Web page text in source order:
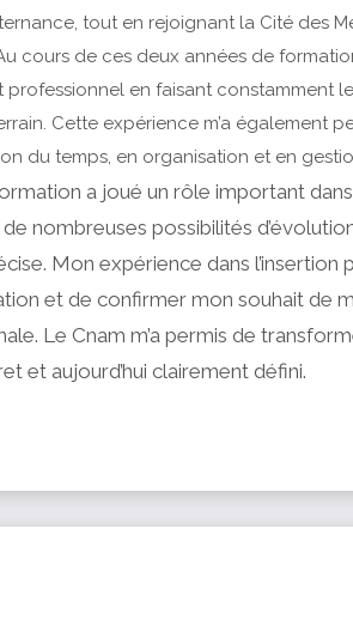
tout en rejoignant la Cité des
cours de ces deux années de
en faisant constamment
Cette expérience m’a également
du temps, en organisation et en
a joué un rôle important
nombreuses possibilités
Mon expérience dans l’insertion
et de confirmer mon souhait de
Le Cnam m’a permis de
et aujourd’hui clairement défini.